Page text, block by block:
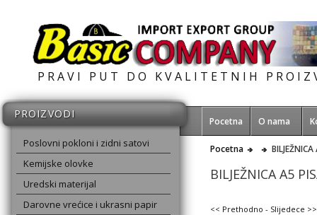
PRAVI PUT DO KVALITETNIH
Pocetna O nama
PROIZVODI
Poslovni pokloni i zidni satovi
Kemijske olovke
Uredski materijal
Darovne vrećice i ukrasni papir
Pocetna
BILJEŽNICA A5
<< Prethodno - Slijedece >>